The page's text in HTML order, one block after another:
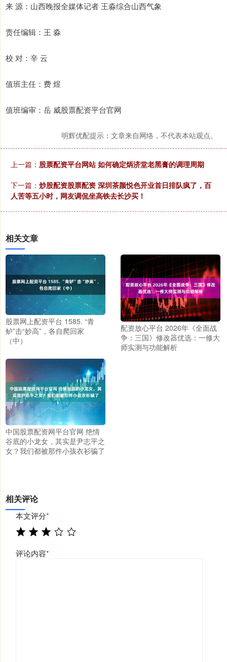
来 源：山西晚报全媒体记者 王淼综合山西气象
责任编辑：王 淼
校 对：辛 云
值班主任：费 煜
值班编审：岳 威股票配资平台官网
明辉优配提示：文章来自网络，不代表本站观点。
上一篇： 股票配资平台网站 如何确定炳济堂老黑膏的调理周期
下一篇： 炒股配资股票配资 深圳茶颜悦色开业首日排队疯了，百
人苦等五小时，网友调侃坐高铁去长沙买！
相关文章
股票网上配资平台 1585. “青
鲈”击“妙高”，各自爬回家
（中）
配资放心平台 2026年《全面战
争：三国》修改器优选：一修大
师实测与功能解析
中国股票配资网平台官网 绝情
谷底的小龙女，其实是尹志平之
女？我们都被那件小孩衣衫骗了
相关评论
本文评分*
评论内容*